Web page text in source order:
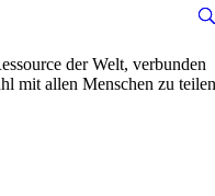
der Welt, verbunden
mit allen Menschen zu